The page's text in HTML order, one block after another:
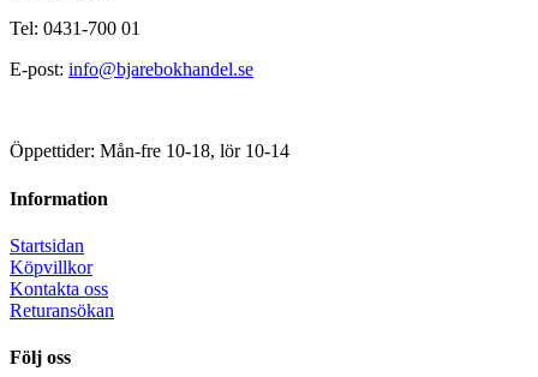
Tel: 0431-700 01
E-post: info@bjarebokhandel.se
Öppettider: Mån-fre 10-18, lör 10-14
Information
Startsidan
Köpvillkor
Kontakta oss
Returansökan
Följ oss